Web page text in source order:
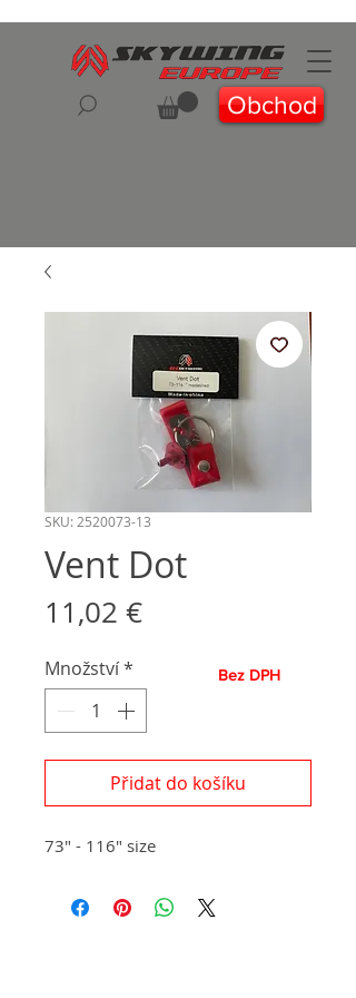
Obchod
SKU: 2520073-13
Vent Dot
11,02 €Cena
Množství*
Přidat do košíku
73" - 116" size
Bez DPH